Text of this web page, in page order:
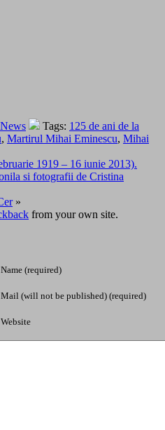
Tags: 125 de ani de la
, Martirul Mihai Eminescu, Mihai
1919 – 16 iunie 2013).
si fotografii de Cristina
»
from your own site.
Name (required)
Mail (will not be published) (required)
Website